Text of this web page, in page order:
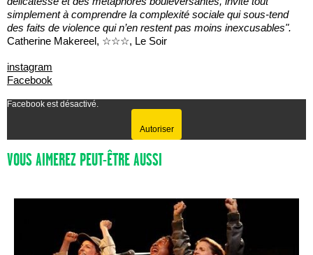
simplement à comprendre la complexité sociale qui sous-tend
des faits de violence qui n’en restent pas moins inexcusables".
Catherine Makereel, ☆☆☆, Le Soir
instagram
Facebook
Facebook est désactivé.
Autoriser
VOUS AIMEREZ PEUT-ÊTRE AUSSI